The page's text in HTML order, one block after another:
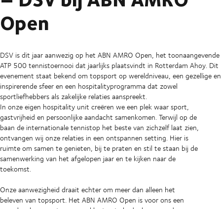
Open
DSV is dit jaar aanwezig op het ABN AMRO Open, het toonaangevende
ATP 500 tennistoernooi dat jaarlijks plaatsvindt in Rotterdam Ahoy. Dit
evenement staat bekend om topsport op wereldniveau, een gezellige en
inspirerende sfeer en een hospitalityprogramma dat zowel
sportliefhebbers als zakelijke relaties aanspreekt.
In onze eigen hospitality unit creëren we een plek waar sport,
gastvrijheid en persoonlijke aandacht samenkomen. Terwijl op de
baan de internationale tennistop het beste van zichzelf laat zien,
ontvangen wij onze relaties in een ontspannen setting. Hier is
ruimte om samen te genieten, bij te praten en stil te staan bij de
samenwerking van het afgelopen jaar en te kijken naar de
toekomst.
Onze aanwezigheid draait echter om meer dan alleen het
beleven van topsport. Het ABN AMRO Open is voor ons een